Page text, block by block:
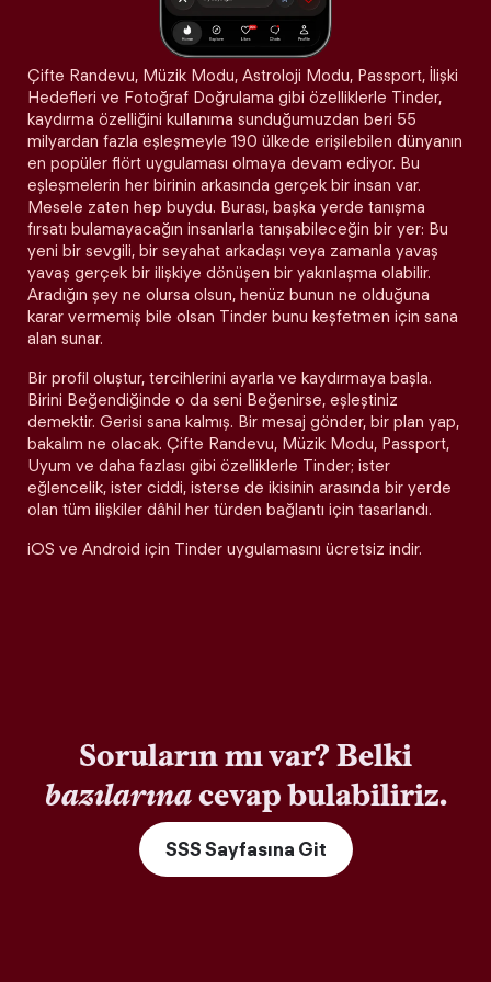
Çifte Randevu, Müzik Modu, Astroloji Modu, Passport, İlişki
Hedefleri ve Fotoğraf Doğrulama gibi özelliklerle Tinder,
kaydırma özelliğini kullanıma sunduğumuzdan beri 55
milyardan fazla eşleşmeyle 190 ülkede erişilebilen dünyanın
en popüler flört uygulaması olmaya devam ediyor. Bu
eşleşmelerin her birinin arkasında gerçek bir insan var.
Mesele zaten hep buydu. Burası, başka yerde tanışma
fırsatı bulamayacağın insanlarla tanışabileceğin bir yer: Bu
yeni bir sevgili, bir seyahat arkadaşı veya zamanla yavaş
yavaş gerçek bir ilişkiye dönüşen bir yakınlaşma olabilir.
Aradığın şey ne olursa olsun, henüz bunun ne olduğuna
karar vermemiş bile olsan Tinder bunu keşfetmen için sana
alan sunar.
Bir profil oluştur, tercihlerini ayarla ve kaydırmaya başla.
Birini Beğendiğinde o da seni Beğenirse, eşleştiniz
demektir. Gerisi sana kalmış. Bir mesaj gönder, bir plan yap,
bakalım ne olacak. Çifte Randevu, Müzik Modu, Passport,
Uyum ve daha fazlası gibi özelliklerle Tinder; ister
eğlencelik, ister ciddi, isterse de ikisinin arasında bir yerde
olan tüm ilişkiler dâhil her türden bağlantı için tasarlandı.
iOS ve Android için Tinder uygulamasını ücretsiz indir.
Soruların mı var? Belki
bazılarınacevap bulabiliriz.
SSS Sayfasına Git